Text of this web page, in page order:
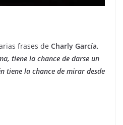
frases de Charly García,
tiene la chance de darse un
tiene la chance de mirar desde